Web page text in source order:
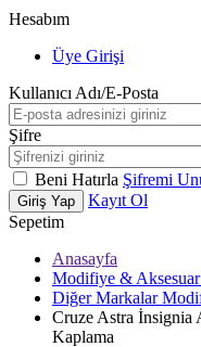
Hesabım
Üye Girişi
Kullanıcı Adı/E-Posta
Şifre
Beni Hatırla Şifremi
Giriş Yap
Kayıt Ol
Sepetim
Anasayfa
Modifiye &
Diğer Markalar
Cruze Astra İnsignia
Kaplama